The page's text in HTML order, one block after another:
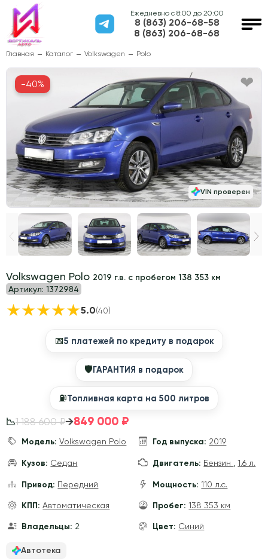
Ежедневно с 8:00 до 20:00
8 (863) 206-68-58
8 (863) 206-68-68
Главная Каталог Volkswagen Polo
Volkswagen Polo 2019 г.в. с пробегом 138 353 км
Артикул: 1372984
★★★★★5.0(40)
📅5 платежей по кредиту в подарок
🛡ГАРАНТИЯ в подарок
⛽️Топливная карта на 500 литров
📉1 188 600 ₽→849 000 ₽
Модель: Volkswagen Polo Год выпуска: 2019
Кузов: Седан Двигатель: Бензин ,1.6 л.
Привод: Передний Мощность: 110 л.с.
КПП: Автоматическая Пробег: 138 353 км
Владельцы: 2 Цвет: Синий
Автотека
VIN проверен
-40%